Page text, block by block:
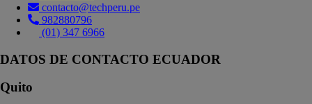
contacto@techperu.pe
982880796
(01) 347 6966
DATOS DE CONTACTO ECUADOR
Quito